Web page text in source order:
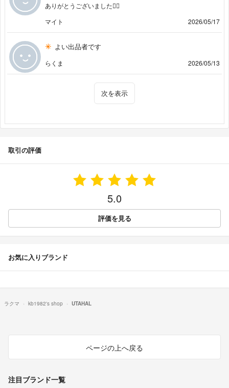
ありがとうございました🙇‍♂️
マイト
2026/05/17
よい出品者です
らくま 2026/05/13
次を表示
取引の評価
5.0
評価を見る
お気に入りブランド
ラクマ kb1982's shop UTAHAL
ページの上へ戻る
注目ブランド一覧